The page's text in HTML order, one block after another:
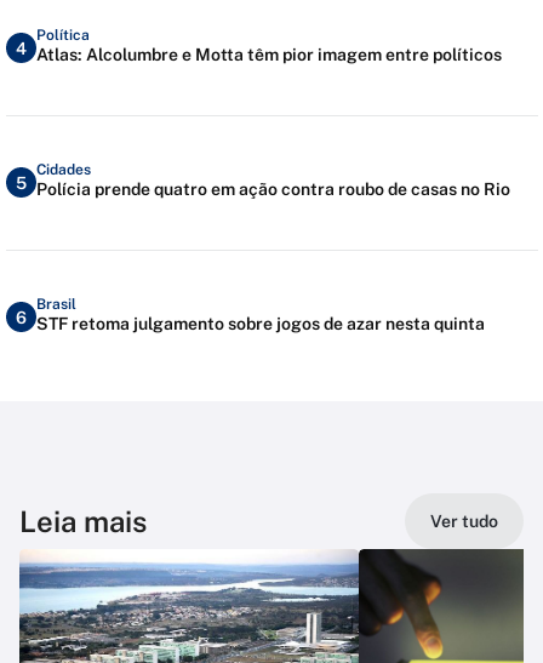
4
Política
Atlas: Alcolumbre e Motta têm pior imagem entre políticos
5
Cidades
Polícia prende quatro em ação contra roubo de casas no Rio
6
Brasil
STF retoma julgamento sobre jogos de azar nesta quinta
Leia mais Ver tudo